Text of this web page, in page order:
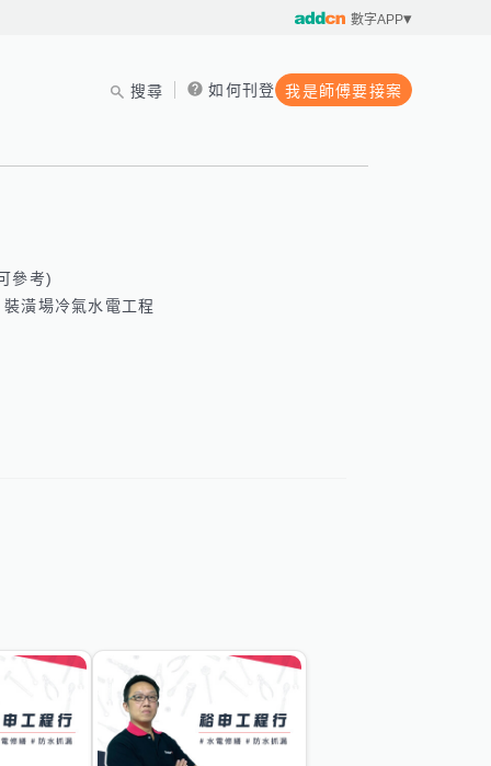
數字APP
搜尋 如何刊登 我是師傅要接案
參考)
潢場冷氣水電工程